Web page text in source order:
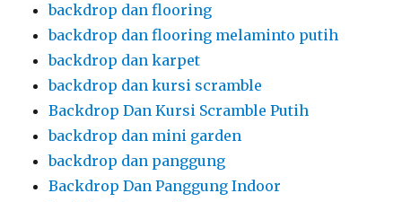
backdrop dan flooring
backdrop dan flooring melaminto putih
backdrop dan karpet
backdrop dan kursi scramble
Backdrop Dan Kursi Scramble Putih
backdrop dan mini garden
backdrop dan panggung
Backdrop Dan Panggung Indoor